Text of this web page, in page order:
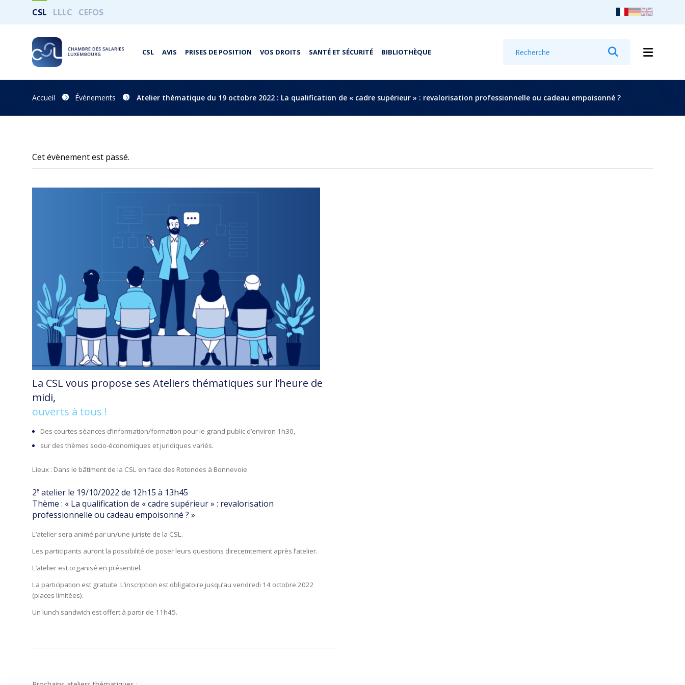
CSL LLLC CEFOS
CSL AVIS PRISES DE POSITION VOS DROITS SANTÉ ET SÉCURITÉ BIBLIOTHÈQUE
Accueil Évènements Atelier thématique du 19 octobre 2022 : La qualification de « cadre supérieur » : revalorisation professionnelle ou cadeau empoisonné ?
Cet évènement est passé.
La CSL vous propose ses Ateliers thématiques sur l’heure de
midi,
ouverts à tous !
Des courtes séances d’information/formation pour le grand public d’environ 1h30,
sur des thèmes socio-économiques et juridiques variés.
Lieux : Dans le bâtiment de la CSL en face des Rotondes à Bonnevoie
2e atelier le 19/10/2022 de 12h15 à 13h45
Thème : « La qualification de « cadre supérieur » : revalorisation
professionnelle ou cadeau empoisonné ? »
L’atelier sera animé par un/une juriste de la CSL.
Les participants auront la possibilité de poser leurs questions direcemtement après l’atelier.
L’atelier est organisé en présentiel.
La participation est gratuite. L’inscription est obligatoire jusqu’au vendredi 14 octobre 2022
(places limitées).
Un lunch sandwich est offert à partir de 11h45.